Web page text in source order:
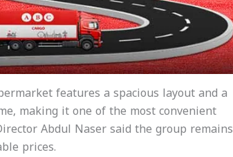
features a spacious layout and a
making it one of the most convenient
Abdul Naser said the group remains
prices.